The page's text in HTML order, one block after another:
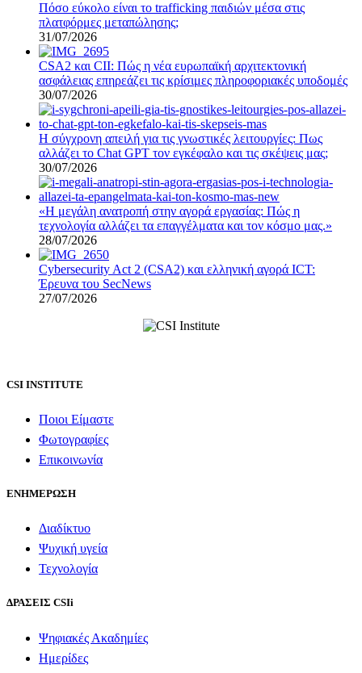
Πόσο εύκολο είναι το trafficking παιδιών μέσα στις
πλατφόρμες μεταπώλησης;
31/07/2026
CSA2 και CII: Πώς η νέα ευρωπαϊκή αρχιτεκτονική
ασφάλειας επηρεάζει τις κρίσιμες πληροφοριακές υποδομές
30/07/2026
Η σύγχρονη απειλή για τις γνωστικές λειτουργίες: Πως
αλλάζει το Chat GPT τον εγκέφαλο και τις σκέψεις μας;
30/07/2026
«Η μεγάλη ανατροπή στην αγορά εργασίας: Πώς η
τεχνολογία αλλάζει τα επαγγέλματα και τον κόσμο μας.»
28/07/2026
Cybersecurity Act 2 (CSA2) και ελληνική αγορά ICT:
Έρευνα του SecNews
27/07/2026
CSI INSTITUTE
Ποιοι Είμαστε
Φωτογραφίες
Επικοινωνία
ΕΝΗΜΕΡΩΣΗ
Διαδίκτυο
Ψυχική υγεία
Τεχνολογία
ΔΡΑΣΕΙΣ CSIi
Ψηφιακές Ακαδημίες
Ημερίδες